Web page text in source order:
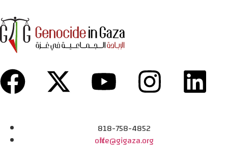
818-758-4852
office@gigaza.org